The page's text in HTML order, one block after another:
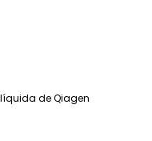
de Qiagen